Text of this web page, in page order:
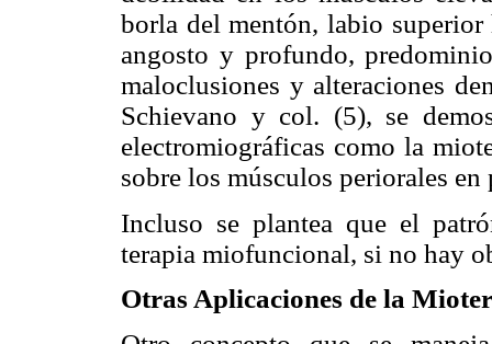
borla del mentón, labio
angosto y profundo,
maloclusiones y alteraciones
Schievano y col. (5), se
electromiográficas como la
sobre los músculos periorales en
Incluso se plantea que el
terapia miofuncional, si no hay
Otras Aplicaciones de la